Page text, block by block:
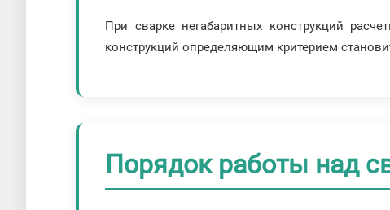
При сварке негабаритных конструкций
конструкций определяющим критерием
Порядок работы над